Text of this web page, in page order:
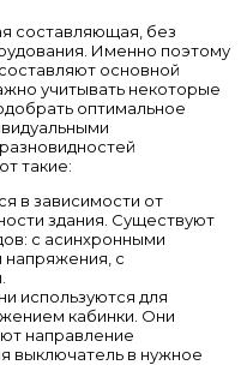
составляющая, без
Именно поэтому
основной
учитывать некоторые
оптимальное
такие:
в зависимости от
здания. Существуют
с асинхронными
напряжения, с
используются для
кабинки. Они
направление
выключатель в нужное